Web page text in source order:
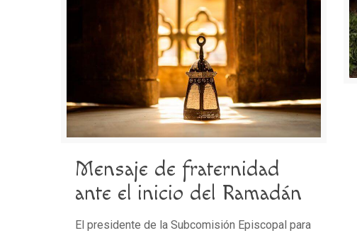
Mensaje de fraternidad
ante el inicio del Ramadán
El presidente de la Subcomisión Episcopal para